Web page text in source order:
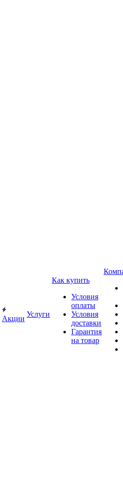
Акции
Услуги
Как купить
Условия
оплаты
Условия
доставки
Гарантия
на товар